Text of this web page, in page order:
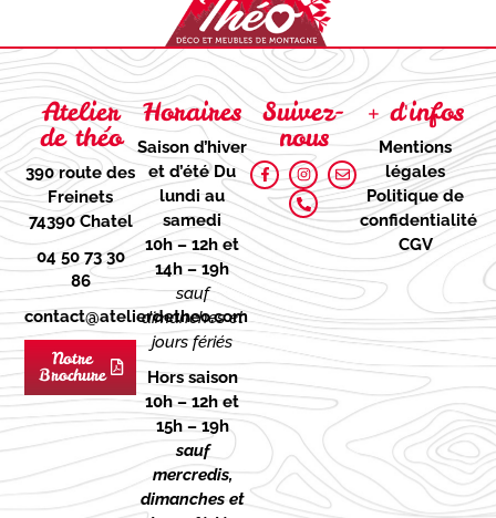
Atelier
de théo
390 route des
Freinets
74390 Chatel
04 50 73 30
86
contact@atelierdetheo.com
Notre
Brochure
Horaires
Saison d’hiver
et d’étéDu
lundi au
samedi
10h – 12h et
14h – 19h
sauf
dimanches et
jours fériés
Hors saison
10h – 12h et
15h – 19h
sauf
mercredis,
dimanches et
Suivez-
nous
+ d'infos
Mentions
légales
Politique de
confidentialité
CGV